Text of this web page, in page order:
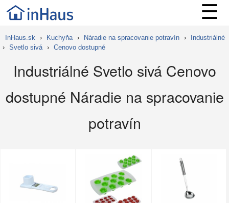
☰
InHaus.sk › Kuchyňa › Náradie na spracovanie potravín ›
Industriálné
› Svetlo sivá › Cenovo dostupné
Industriálné Svetlo sivá Cenovo
dostupné Náradie na spracovanie
potravín